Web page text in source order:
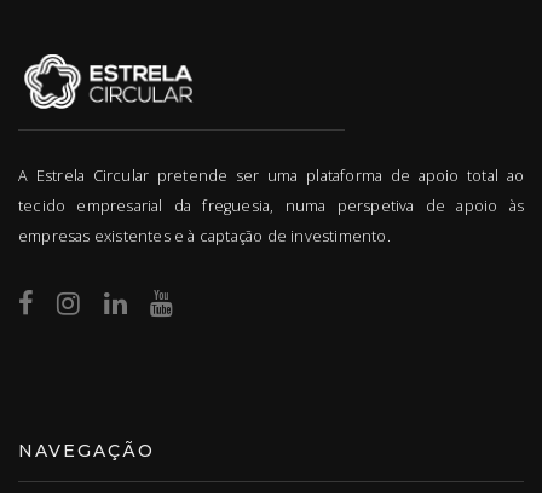
A Estrela Circular pretende ser uma plataforma de apoio total ao
tecido empresarial da freguesia, numa perspetiva de apoio às
empresas existentes e à captação de investimento.
NAVEGAÇÃO